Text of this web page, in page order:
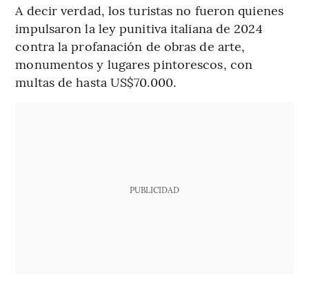
A decir verdad, los turistas no fueron quienes
impulsaron la ley punitiva italiana de 2024
contra la profanación de obras de arte,
monumentos y lugares pintorescos, con
multas de hasta US$70.000.
PUBLICIDAD